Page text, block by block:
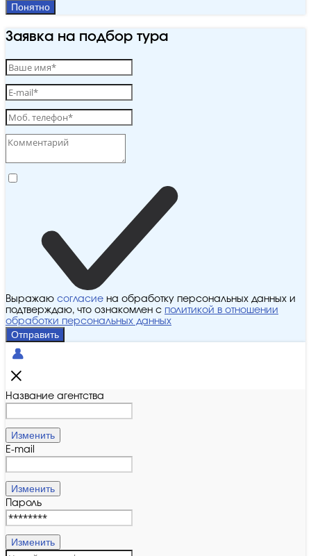
Понятно
Заявка на подбор тура
Выражаю согласие на обработку персональных данных и
подтверждаю, что ознакомлен с политикой в отношении
обработки персональных данных
Отправить
Название агентства
Изменить
E-mail
Изменить
Пароль
Изменить